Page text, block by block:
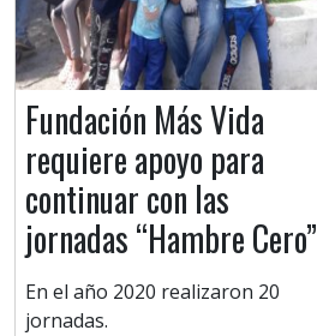
Fundación Más Vida
requiere apoyo para
continuar con las
jornadas “Hambre Cero”
En el año 2020 realizaron 20
jornadas.